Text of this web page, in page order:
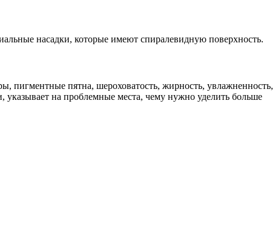
насадки, которые имеют спиралевидную поверхность.
пятна, шероховатость, жирность, увлажненность,
указывает на проблемные места, чему нужно уделить больше